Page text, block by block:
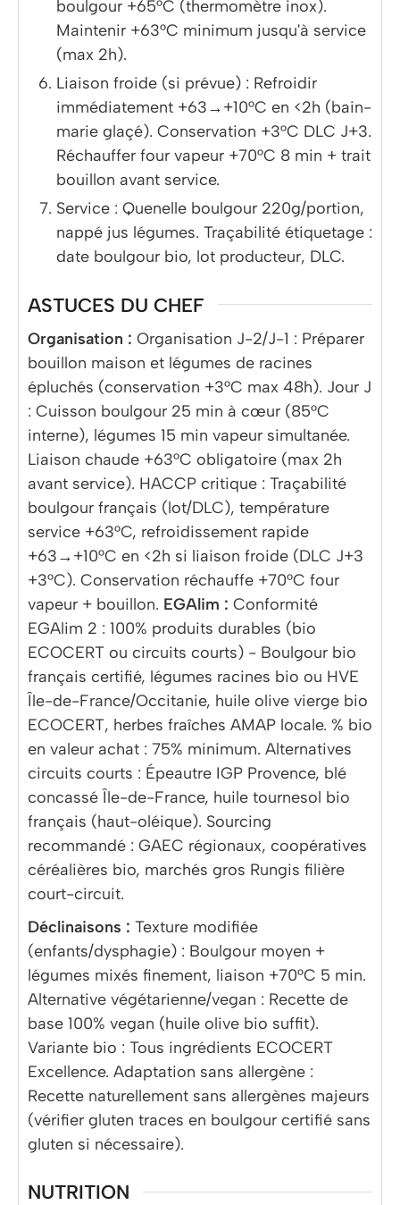
boulgour +65°C (thermomètre inox).
Maintenir +63°C minimum jusqu'à service
(max 2h).
Liaison froide (si prévue) : Refroidir
immédiatement +63→+10°C en <2h (bain-
marie glaçé). Conservation +3°C DLC J+3.
Réchauffer four vapeur +70°C 8 min + trait
bouillon avant service.
Service : Quenelle boulgour 220g/portion,
nappé jus légumes. Traçabilité étiquetage :
date boulgour bio, lot producteur, DLC.
ASTUCES DU CHEF
Organisation : Organisation J-2/J-1 : Préparer
bouillon maison et légumes de racines
épluchés (conservation +3°C max 48h). Jour J
: Cuisson boulgour 25 min à cœur (85°C
interne), légumes 15 min vapeur simultanée.
Liaison chaude +63°C obligatoire (max 2h
avant service). HACCP critique : Traçabilité
boulgour français (lot/DLC), température
service +63°C, refroidissement rapide
+63→+10°C en <2h si liaison froide (DLC J+3
+3°C). Conservation réchauffe +70°C four
vapeur + bouillon. EGAlim : Conformité
EGAlim 2 : 100% produits durables (bio
ECOCERT ou circuits courts) - Boulgour bio
français certifié, légumes racines bio ou HVE
Île-de-France/Occitanie, huile olive vierge bio
ECOCERT, herbes fraîches AMAP locale. % bio
en valeur achat : 75% minimum. Alternatives
circuits courts : Épeautre IGP Provence, blé
concassé Île-de-France, huile tournesol bio
français (haut-oléique). Sourcing
recommandé : GAEC régionaux, coopératives
céréalières bio, marchés gros Rungis filière
court-circuit.
Déclinaisons : Texture modifiée
(enfants/dysphagie) : Boulgour moyen +
légumes mixés finement, liaison +70°C 5 min.
Alternative végétarienne/vegan : Recette de
base 100% vegan (huile olive bio suffit).
Variante bio : Tous ingrédients ECOCERT
Excellence. Adaptation sans allergène :
Recette naturellement sans allergènes majeurs
(vérifier gluten traces en boulgour certifié sans
gluten si nécessaire).
NUTRITION